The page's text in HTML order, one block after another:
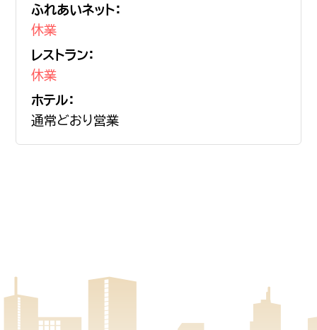
ふれあいネット：
休業
レストラン：
休業
ホテル：
通常どおり営業